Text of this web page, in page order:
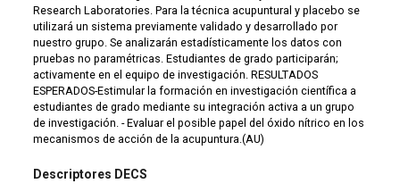
Research Laboratories. Para la técnica acupuntural y placebo se
utilizará un sistema previamente validado y desarrollado por
nuestro grupo. Se analizarán estadísticamente los datos con
pruebas no paramétricas. Estudiantes de grado participarán;
activamente en el equipo de investigación. RESULTADOS
ESPERADOS-Estimular la formación en investigación científica a
estudiantes de grado mediante su integración activa a un grupo
de investigación. - Evaluar el posible papel del óxido nítrico en los
mecanismos de acción de la acupuntura.(AU)
Descriptores DECS